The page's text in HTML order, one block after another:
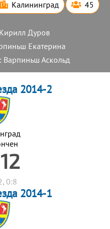
Калининград 45
Дуров
Екатерина
Варпиньш Аскольд
2014-2
0:8
2014-1